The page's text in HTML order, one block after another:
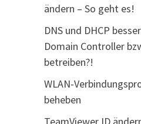
ändern – So geht es!
DNS und DHCP
Domain Controller
betreiben?!
WLAN-
beheben